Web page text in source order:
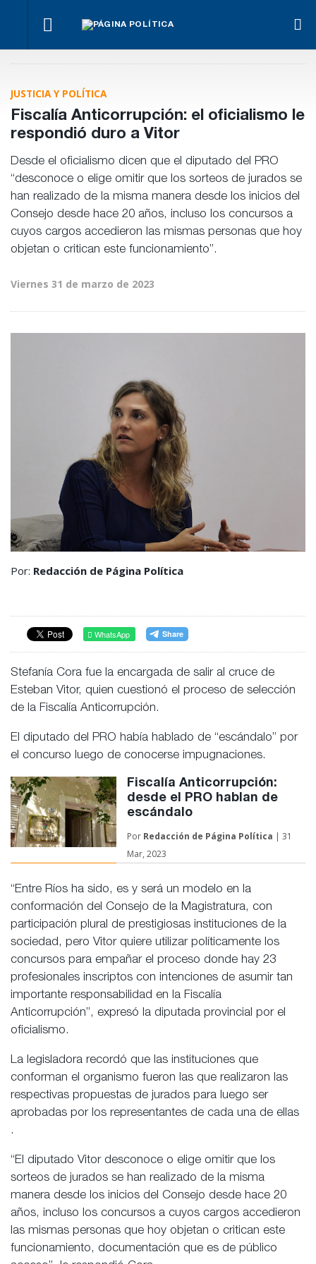
Paraná,
Ley de
Propiedad
Privada
convocó
destacó
déficit en
la OSER
a
conflicto
de
JUSTICIA Y POLÍTICA
Fiscalía Anticorrupción: el oficialismo le
respondió duro a Vitor
Desde el oficialismo dicen que el diputado del PRO
“desconoce o elige omitir que los sorteos de jurados se
han realizado de la misma manera desde los inicios del
Consejo desde hace 20 años, incluso los concursos a
cuyos cargos accedieron las mismas personas que hoy
objetan o critican este funcionamiento”.
Viernes 31 de marzo de 2023
Por: Redacción de Página Política
WhatsApp
Stefanía Cora fue la encargada de salir al cruce de
Esteban Vitor, quien cuestionó el proceso de selección
de la Fiscalía Anticorrupción.
El diputado del PRO había hablado de “escándalo” por
el concurso luego de conocerse impugnaciones.
Fiscalía Anticorrupción:
desde el PRO hablan de
escándalo
Por Redacción de Página Política | 31
Mar, 2023
“Entre Ríos ha sido, es y será un modelo en la
conformación del Consejo de la Magistratura, con
participación plural de prestigiosas instituciones de la
sociedad, pero Vitor quiere utilizar políticamente los
concursos para empañar el proceso donde hay 23
profesionales inscriptos con intenciones de asumir tan
importante responsabilidad en la Fiscalía
Anticorrupción”, expresó la diputada provincial por el
oficialismo.
La legisladora recordó que las instituciones que
conforman el organismo fueron las que realizaron las
respectivas propuestas de jurados para luego ser
aprobadas por los representantes de cada una de ellas
.
“El diputado Vitor desconoce o elige omitir que los
sorteos de jurados se han realizado de la misma
manera desde los inicios del Consejo desde hace 20
años, incluso los concursos a cuyos cargos accedieron
las mismas personas que hoy objetan o critican este
funcionamiento, documentación que es de público